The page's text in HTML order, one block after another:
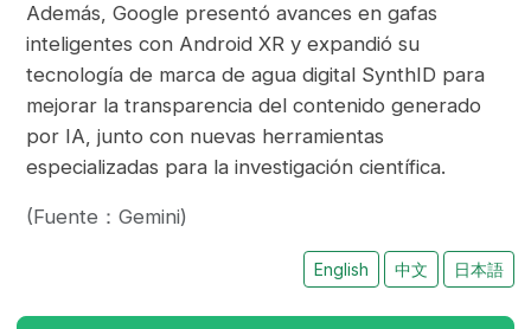
Además, Google presentó avances en gafas
inteligentes con Android XR y expandió su
tecnología de marca de agua digital SynthID para
mejorar la transparencia del contenido generado
por IA, junto con nuevas herramientas
especializadas para la investigación científica.
(Fuente：Gemini)
English 中文 日本語